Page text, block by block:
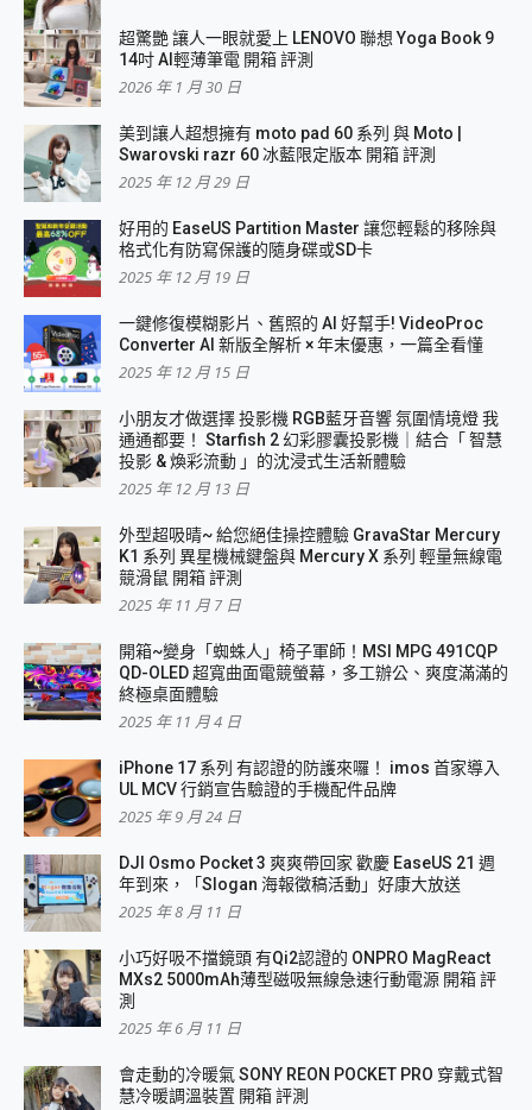
超驚艷 讓人一眼就愛上 LENOVO 聯想 Yoga Book 9
14吋 AI輕薄筆電 開箱 評測
2026 年 1 月 30 日
美到讓人超想擁有 moto pad 60 系列 與 Moto |
Swarovski razr 60 冰藍限定版本 開箱 評測
2025 年 12 月 29 日
好用的 EaseUS Partition Master 讓您輕鬆的移除與
格式化有防寫保護的隨身碟或SD卡
2025 年 12 月 19 日
一鍵修復模糊影片、舊照的 AI 好幫手! VideoProc
Converter AI 新版全解析 × 年末優惠，一篇全看懂
2025 年 12 月 15 日
小朋友才做選擇 投影機 RGB藍牙音響 氛圍情境燈 我
通通都要！ Starfish 2 幻彩膠囊投影機｜結合「 智慧
投影 & 煥彩流動 」的沈浸式生活新體驗
2025 年 12 月 13 日
外型超吸晴~ 給您絕佳操控體驗 GravaStar Mercury
K1 系列 異星機械鍵盤與 Mercury X 系列 輕量無線電
競滑鼠 開箱 評測
2025 年 11 月 7 日
開箱~變身「蜘蛛人」椅子軍師！MSI MPG 491CQP
QD-OLED 超寬曲面電競螢幕，多工辦公、爽度滿滿的
終極桌面體驗
2025 年 11 月 4 日
iPhone 17 系列 有認證的防護來囉！ imos 首家導入
UL MCV 行銷宣告驗證的手機配件品牌
2025 年 9 月 24 日
DJI Osmo Pocket 3 爽爽帶回家 歡慶 EaseUS 21 週
年到來，「Slogan 海報徵稿活動」好康大放送
2025 年 8 月 11 日
小巧好吸不擋鏡頭 有Qi2認證的 ONPRO MagReact
MXs2 5000mAh薄型磁吸無線急速行動電源 開箱 評
測
2025 年 6 月 11 日
會走動的冷暖氣 SONY REON POCKET PRO 穿戴式智
慧冷暖調溫裝置 開箱 評測